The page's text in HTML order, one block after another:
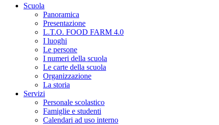
Scuola
Panoramica
Presentazione
L.T.O. FOOD FARM 4.0
I luoghi
Le persone
I numeri della scuola
Le carte della scuola
Organizzazione
La storia
Servizi
Personale scolastico
Famiglie e studenti
Calendari ad uso interno